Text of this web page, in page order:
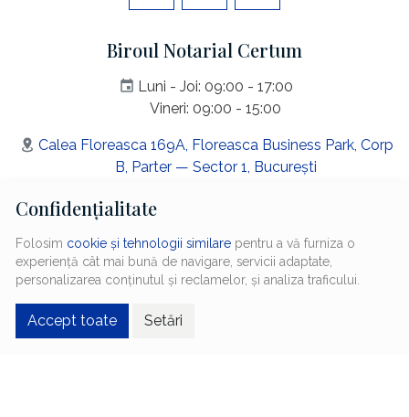
Biroul Notarial Certum
Luni - Joi: 09:00 - 17:00
Vineri: 09:00 - 15:00
Calea Floreasca 169A, Floreasca Business Park, Corp
B, Parter— Sector 1, București
contact@certum.ro
Confidențialitate
Folosim cookie și tehnologii similare pentru a vă furniza o
experiență cât mai bună de navigare, servicii adaptate,
personalizarea conținutul și reclamelor, și analiza traficului.
Accept toate Setări